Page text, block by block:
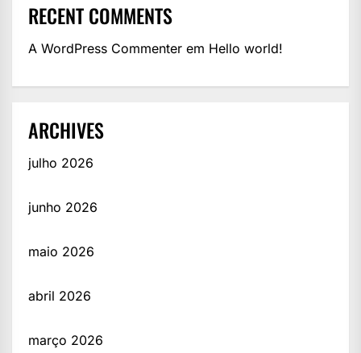
RECENT COMMENTS
A WordPress Commenter em Hello world!
ARCHIVES
julho 2026
junho 2026
maio 2026
abril 2026
março 2026